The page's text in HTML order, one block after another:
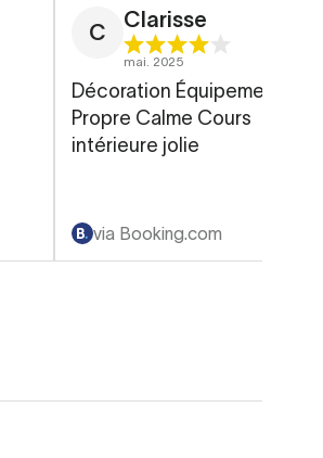
C
Clarisse
mai. 2025
Décoration Équipement
Propre Calme Cours
intérieure jolie
via Booking.com